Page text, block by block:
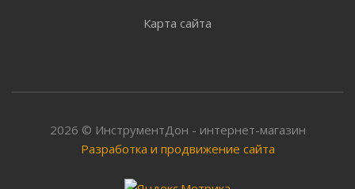
Карта сайта
2026 © ИнструментДон - интернет-магазин
Разработка и продвижение сайта